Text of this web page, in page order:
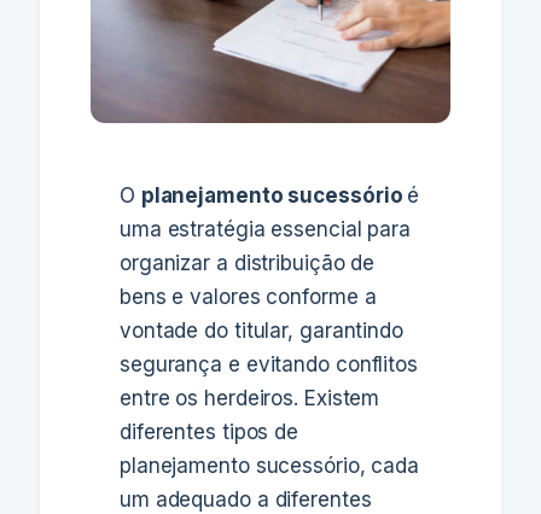
O planejamento sucessório é
uma estratégia essencial para
organizar a distribuição de
bens e valores conforme a
vontade do titular, garantindo
segurança e evitando conflitos
entre os herdeiros. Existem
diferentes tipos de
planejamento sucessório, cada
um adequado a diferentes